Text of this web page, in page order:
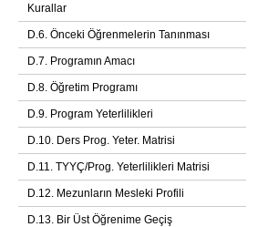
Kurallar
D.6. Önceki Öğrenmelerin Tanınması
D.7. Programın Amacı
D.8. Öğretim Programı
D.9. Program Yeterlilikleri
D.10. Ders Prog. Yeter. Matrisi
D.11. TYYÇ/Prog. Yeterlilikleri Matrisi
D.12. Mezunların Mesleki Profili
D.13. Bir Üst Öğrenime Geçiş